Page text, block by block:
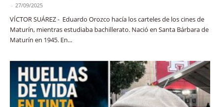
- 27/09/2025
VÍCTOR SUÁREZ - Eduardo Orozco hacía los carteles de los cines de
Maturín, mientras estudiaba bachillerato. Nació en Santa Bárbara de
Maturín en 1945. En...